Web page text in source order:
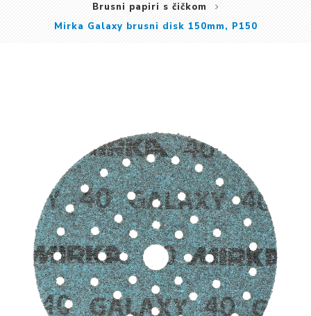
Brusni papiri s čičkom
Mirka Galaxy brusni disk 150mm, P150